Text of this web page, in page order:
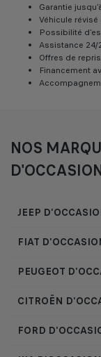
Garantie
Véhicule
Possibilité
Assistance 24/
Offres de
Financement
NOS
JEEP
FIAT
PEUGEOT
CITROËN
FORD